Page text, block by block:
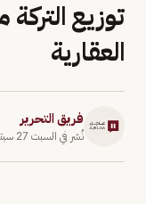
توزيع
العقارية
فريق التحرير
نُشر في السبت 27 سبتمبر 2025